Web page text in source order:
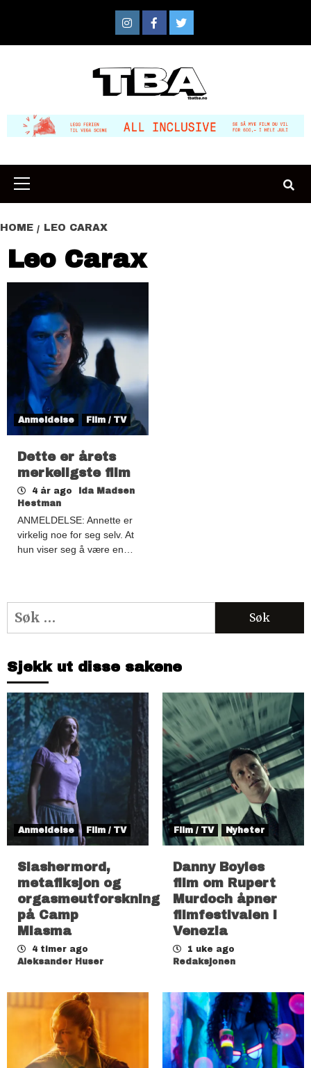
content
InstagramFacebook
Twitter
Primary
Menu
HOME LEO CARAX
Leo Carax
Anmeldelse Film / TV
Dette er årets
merkeligste film
4 år ago
Ida Madsen
Hestman
ANMELDELSE: Annette er
virkelig noe for seg selv. At
hun viser seg å være en…
Søk
etter:
Sjekk ut disse sakene
Anmeldelse Film / TV
Slashermord,
metafiksjon og
orgasmeutforskning
på Camp
Miasma
4 timer ago
Aleksander Huser
Film / TV Nyheter
Danny Boyles
film om Rupert
Murdoch åpner
filmfestivalen i
Venezia
1 uke ago
Redaksjonen